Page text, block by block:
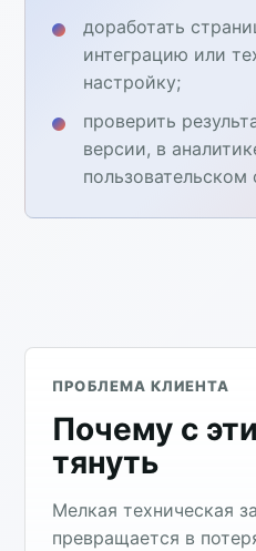
доработать
интеграцию или
настройку;
проверить
версии, в
пользовательском
ПРОБЛЕМА КЛИЕНТА
Почему с
тянуть
Мелкая техническая
превращается в